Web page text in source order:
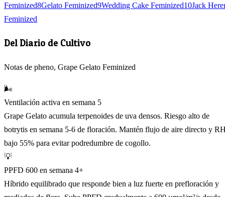
Feminized8Gelato Feminized9Wedding Cake Feminized10Jack
Feminized
Del Diario de Cultivo
Notas de pheno, Grape Gelato Feminized
🌬️
Ventilación activa en semana 5
Grape Gelato acumula terpenoides de uva densos. Riesgo alto de
botrytis en semana 5-6 de floración. Mantén flujo de aire directo y
bajo 55% para evitar podredumbre de cogollo.
💡
PPFD 600 en semana 4+
Híbrido equilibrado que responde bien a luz fuerte en prefloración y